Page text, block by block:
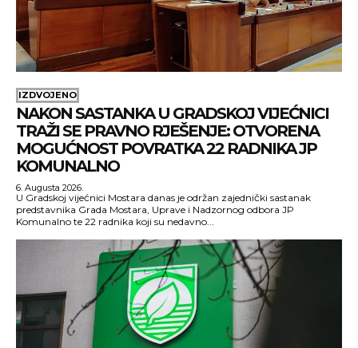
IZDVOJENO
NAKON SASTANKA U GRADSKOJ VIJEĆNICI
TRAŽI SE PRAVNO RJEŠENJE: OTVORENA
MOGUĆNOST POVRATKA 22 RADNIKA JP
KOMUNALNO
6. Augusta 2026.
U Gradskoj vijećnici Mostara danas je održan zajednički sastanak
predstavnika Grada Mostara, Uprave i Nadzornog odbora JP
Komunalno te 22 radnika koji su nedavno...